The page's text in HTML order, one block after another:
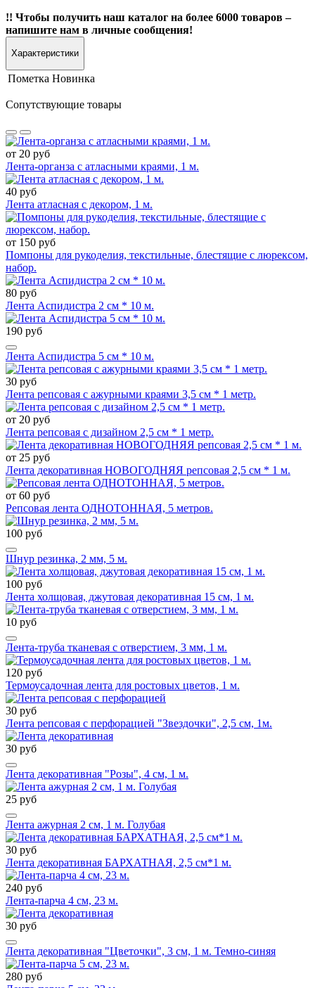
!! Чтобы получить наш каталог на более 6000 товаров –
напишите нам в личные сообщения!
Характеристики
Пометка Новинка
Сопутствующие товары
от 20 руб
Лента-органза с атласными краями, 1 м.
40 руб
Лента атласная с декором, 1 м.
от 150 руб
Помпоны для рукоделия, текстильные, блестящие с люрексом,
набор.
80 руб
Лента Аспидистра 2 см * 10 м.
190 руб
Лента Аспидистра 5 см * 10 м.
30 руб
Лента репсовая с ажурными краями 3,5 см * 1 метр.
от 20 руб
Лента репсовая с дизайном 2,5 см * 1 метр.
от 25 руб
Лента декоративная НОВОГОДНЯЯ репсовая 2,5 см * 1 м.
от 60 руб
Репсовая лента ОДНОТОННАЯ, 5 метров.
100 руб
Шнур резинка, 2 мм, 5 м.
100 руб
Лента холщовая, джутовая декоративная 15 см, 1 м.
10 руб
Лента-труба тканевая с отверстием, 3 мм, 1 м.
120 руб
Термоусадочная лента для ростовых цветов, 1 м.
30 руб
Лента репсовая с перфорацией "Звездочки", 2,5 см, 1м.
30 руб
Лента декоративная "Розы", 4 см, 1 м.
25 руб
Лента ажурная 2 см, 1 м. Голубая
30 руб
Лента декоративная БАРХАТНАЯ, 2,5 см*1 м.
240 руб
Лента-парча 4 см, 23 м.
30 руб
Лента декоративная "Цветочки", 3 см, 1 м. Темно-синяя
280 руб